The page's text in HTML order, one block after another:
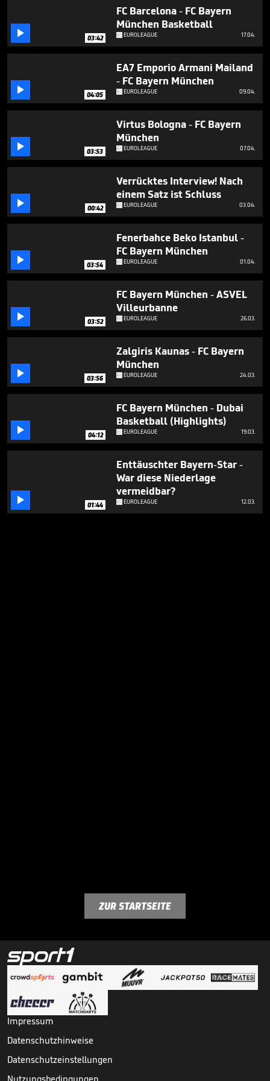
1
second
 03:42
FC Barcelona - FC Bayern
München Basketball
EUROLEAGUE 17.04.
 04:05
EA7 Emporio Armani Mailand
- FC Bayern München
EUROLEAGUE 09.04.
 03:53
Virtus Bologna - FC Bayern
München
EUROLEAGUE 07.04.
 00:42
Verrücktes Interview! Nach
einem Satz ist Schluss
EUROLEAGUE 03.04.
 03:54
Fenerbahce Beko Istanbul -
FC Bayern München
EUROLEAGUE 01.04.
 03:52
FC Bayern München - ASVEL
Villeurbanne
EUROLEAGUE 26.03.
 03:56
Zalgiris Kaunas - FC Bayern
München
EUROLEAGUE 24.03.
 04:12
FC Bayern München - Dubai
Basketball (Highlights)
EUROLEAGUE 19.03.
 01:44
Enttäuschter Bayern-Star -
War diese Niederlage
vermeidbar?
EUROLEAGUE 12.03.
ZUR STARTSEITE
Impressum
Datenschutzhinweise
Datenschutzeinstellungen